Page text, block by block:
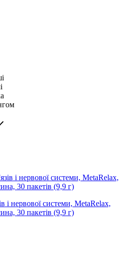
і нервової системи, MetaRelax,
30 пакетів (9,9 г)